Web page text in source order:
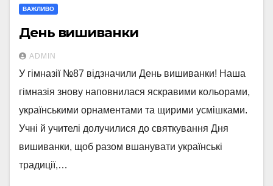
ВАЖЛИВО
День вишиванки
ADMIN
У гімназії №87 відзначили День вишиванки! Наша
гімназія знову наповнилася яскравими кольорами,
українськими орнаментами та щирими усмішками.
Учні й учителі долучилися до святкування Дня
вишиванки, щоб разом вшанувати українські
традиції,…